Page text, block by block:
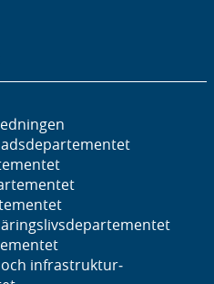
och infrastruktur­